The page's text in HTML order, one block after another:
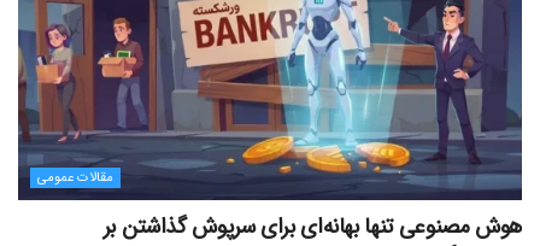
مقالات عمومی
هوش مصنوعی تنها بهانه‌ای برای سرپوش گذاشتن بر